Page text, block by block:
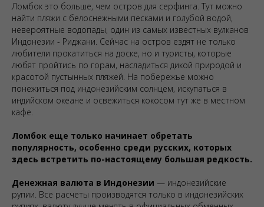
Ломбок это больше, чем остров для серфинга. Тут можно
найти пляжи с белоснежными песками и голубой водой,
невероятные водопады, один из самых известных вулканов
Индонезии - Риджани. Сейчас на остров ездят не только
любители прокатиться на доске, но и туристы, которые
любят пройтись по горам, насладиться дикой природой и
красотой пустынных пляжей. На побережье можно
понежиться под индонезийским солнцем, искупаться в
индийском океане и освежиться кокосом тут же в местном
кафе.
Ломбок еще только начинает обретать
популярность, особенно среди русских, которых
здесь встретить по-настоящему большая редкость.
Денежная валюта в Индонезии — индонезийские
рупии. Все расчеты производятся только в индонезийских